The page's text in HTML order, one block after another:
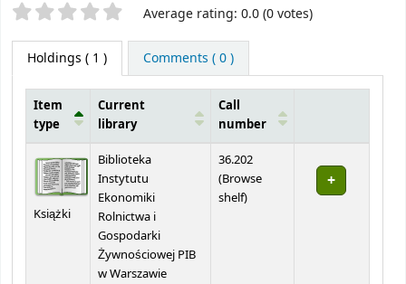
Star ratings Average rating: 0.0 (0 votes)
Holdings ( 1 ) Comments ( 0 )
Item
type
Current
library
Call
number
Książki
Biblioteka
Instytutu
Ekonomiki
Rolnictwa i
Gospodarki
Żywnościowej PIB
w Warszawie
36.202
(Browse
shelf(Opens below)
)